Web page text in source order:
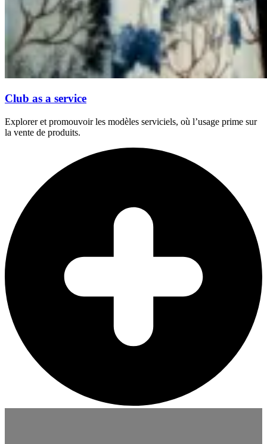
Club as a service
Explorer et promouvoir les modèles serviciels, où l’usage prime sur
la vente de produits.